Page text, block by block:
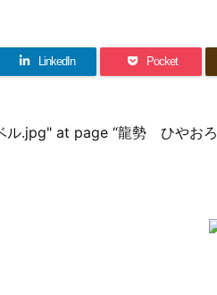
LinkedIn Pocket
.jpg" at page “龍勢 ひやお